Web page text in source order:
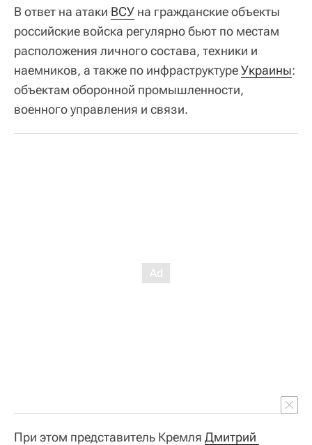
В ответ на атаки ВСУ на гражданские объекты
российские войска регулярно бьют по местам
расположения личного состава, техники и
наемников, а также по инфраструктуреУкраины:
объектам оборонной промышленности,
военного управления и связи.
При этом представитель Кремля Дмитрий